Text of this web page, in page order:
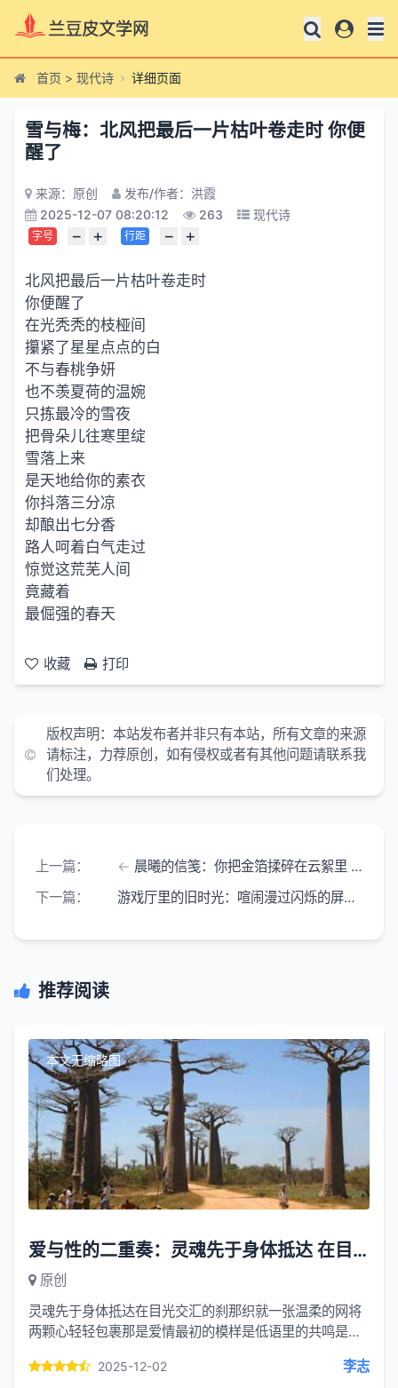
首页 > 现代诗 详细页面
雪与梅：北风把最后一片枯叶卷走时 你便
醒了
来源：原创
发布/作者：洪霞
2025-12-07 08:20:12
263 现代诗
字号 − + 行距 − +
北风把最后一片枯叶卷走时
你便醒了
在光秃秃的枝桠间
攥紧了星星点点的白
不与春桃争妍
也不羡夏荷的温婉
只拣最冷的雪夜
把骨朵儿往寒里绽
雪落上来
是天地给你的素衣
你抖落三分凉
却酿出七分香
路人呵着白气走过
惊觉这荒芜人间
竟藏着
最倔强的春天
收藏 打印
版权声明： 本站发布者并非只有本站，所有文章的来源
请标注，力荐原创，如有侵权或者有其他问题请联系我
们处理。
上一篇：
晨曦的信笺：你把金箔揉碎在云絮里 让风捧着
下一篇：
游戏厅里的旧时光：喧闹漫过闪烁的屏幕
推荐阅读
本文无缩略图
爱与性的二重奏：灵魂先于身体抵达 在目光交汇的刹那
原创
灵魂先于身体抵达在目光交汇的刹那织就一张温柔的网将
两颗心轻轻包裹那是爱情最初的模样是低语里的共鸣是掌
藤蔓缠绕着大...2025-12-02 李志